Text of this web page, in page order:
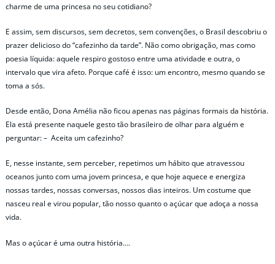
charme de uma princesa no seu cotidiano?
E assim, sem discursos, sem decretos, sem convenções, o Brasil descobriu o
prazer delicioso do “cafezinho da tarde”. Não como obrigação, mas como
poesia líquida: aquele respiro gostoso entre uma atividade e outra, o
intervalo que vira afeto. Porque café é isso: um encontro, mesmo quando se
toma a sós.
Desde então, Dona Amélia não ficou apenas nas páginas formais da história.
Ela está presente naquele gesto tão brasileiro de olhar para alguém e
perguntar: – Aceita um cafezinho?
E, nesse instante, sem perceber, repetimos um hábito que atravessou
oceanos junto com uma jovem princesa, e que hoje aquece e energiza
nossas tardes, nossas conversas, nossos dias inteiros. Um costume que
nasceu real e virou popular, tão nosso quanto o açúcar que adoça a nossa
vida.
Mas o açúcar é uma outra história….